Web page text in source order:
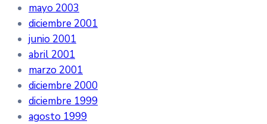
mayo 2003
diciembre 2001
junio 2001
abril 2001
marzo 2001
diciembre 2000
diciembre 1999
agosto 1999